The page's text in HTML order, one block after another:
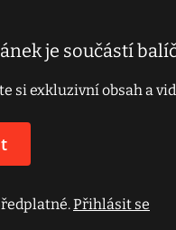
je součástí
si exkluzivní obsah a
Přihlásit se